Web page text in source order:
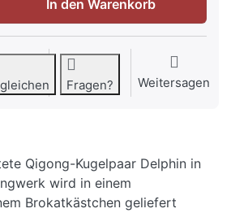
In den Warenkorb
Fragen? Weitersagen
Qigong-Kugelpaar Delphin in
wird in einem
Brokatkästchen geliefert